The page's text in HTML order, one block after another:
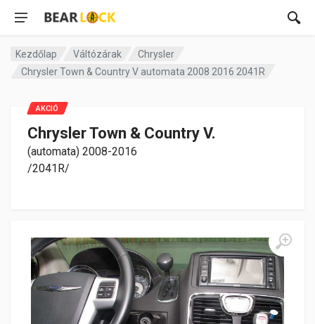
Kezdőlap Váltózárak
Chrysler
Chrysler Town & Country V automata 2008 2016 2041R
Chrysler Town & Country V.
(automata) 2008-2016
/2041R/
AKCIÓ